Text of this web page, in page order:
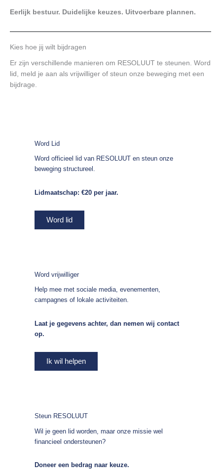
Eerlijk bestuur. Duidelijke keuzes. Uitvoerbare plannen.
Kies hoe jij wilt bijdragen
Er zijn verschillende manieren om RESOLUUT te steunen. Word
lid, meld je aan als vrijwilliger of steun onze beweging met een
bijdrage.
Word Lid
Word officieel lid van RESOLUUT en steun onze
beweging structureel.
Lidmaatschap: €20 per jaar.
Word lid
Word vrijwilliger
Help mee met sociale media, evenementen,
campagnes of lokale activiteiten.
Laat je gegevens achter, dan nemen wij contact
op.
Ik wil helpen
Steun RESOLUUT
Wil je geen lid worden, maar onze missie wel
financieel ondersteunen?
Doneer een bedrag naar keuze.